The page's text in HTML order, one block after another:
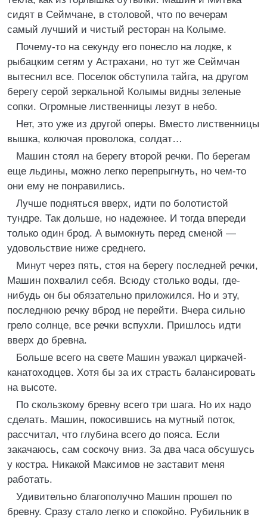
сидят в Сеймчане, в столовой, что по вечерам
самый лучший и чистый ресторан на Колыме.
Почему-то на секунду его понесло на лодке, к
рыбацким сетям у Астрахани, но тут же Сеймчан
вытеснил все. Поселок обступила тайга, на другом
берегу серой зеркальной Колымы видны зеленые
сопки. Огромные лиственницы лезут в небо.
Нет, это уже из другой оперы. Вместо лиственницы
вышка, колючая проволока, солдат…
Машин стоял на берегу второй речки. По берегам
еще льдины, можно легко перепрыгнуть, но чем-то
они ему не понравились.
Лучше подняться вверх, идти по болотистой
тундре. Так дольше, но надежнее. И тогда впереди
только один брод. А вымокнуть перед сменой —
удовольствие ниже среднего.
Минут через пять, стоя на берегу последней речки,
Машин похвалил себя. Всюду столько воды, где-
нибудь он бы обязательно приложился. Но и эту,
последнюю речку вброд не перейти. Вчера сильно
грело солнце, все речки вспухли. Пришлось идти
вверх до бревна.
Больше всего на свете Машин уважал циркачей-
канатоходцев. Хотя бы за их страсть балансировать
на высоте.
По скользкому бревну всего три шага. Но их надо
сделать. Машин, покосившись на мутный поток,
рассчитал, что глубина всего до пояса. Если
закачаюсь, сам соскочу вниз. За два часа обсушусь
у костра. Никакой Максимов не заставит меня
работать.
Удивительно благополучно Машин прошел по
бревну. Сразу стало легко и спокойно. Рубильник в